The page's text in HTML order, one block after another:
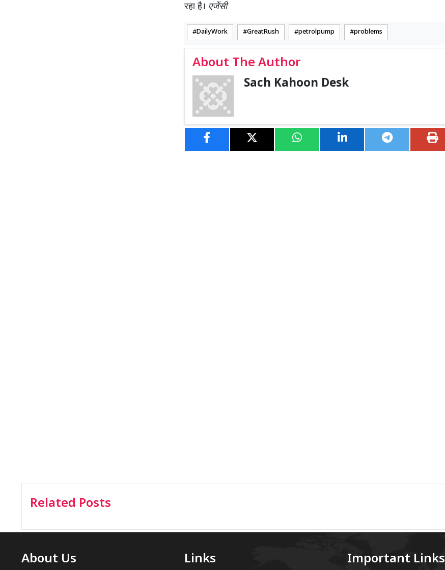
रहा है। एजेंसी
DailyWork GreatRush petrolpump problems
About The Author
Sach Kahoon Desk
Related Posts
About Us Links Important Links